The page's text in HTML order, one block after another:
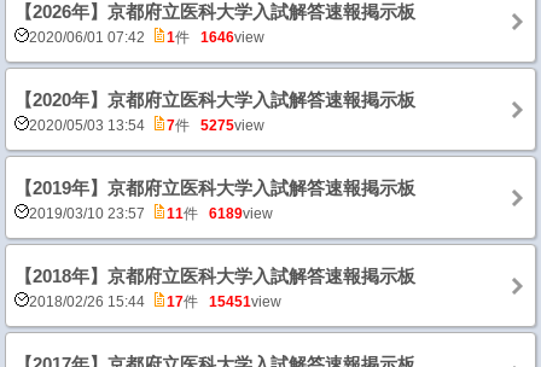
【2026年】京都府立医科大学入試解答速報掲示板
2020/06/01 07:42 1件 1646view
【2020年】京都府立医科大学入試解答速報掲示板
2020/05/03 13:54 7件 5275view
【2019年】京都府立医科大学入試解答速報掲示板
2019/03/10 23:57 11件 6189view
【2018年】京都府立医科大学入試解答速報掲示板
2018/02/26 15:44 17件 15451view